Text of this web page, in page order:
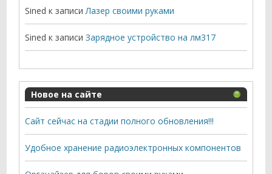
Sined к записиЛазер своими руками
Sined к записиЗарядное устройство на лм317
Новое на сайте
Сайт сейчас на стадии полного обновления!!!
Удобное хранение радиоэлектронных компонентов